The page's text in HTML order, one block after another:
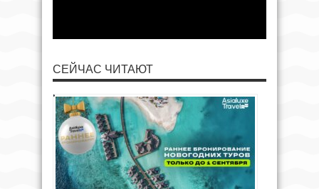
СЕЙЧАС ЧИТАЮТ